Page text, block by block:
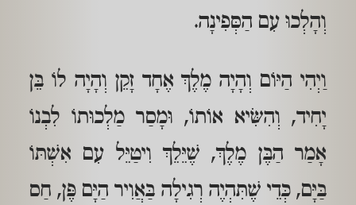
וְהָלְכוּ עִם הַסְּפִינָה.
וַיְהִי הַיּוֹם וְהָיָה מֶלֶךְ אֶחָד זָקֵן וְהָיָה לוֹ בֵּן
יָחִיד, וְהִשִּׂיא אוֹתוֹ, וּמָסַר מַלְכוּתוֹ לִבְנוֹ
אָמַר הַבֶּן מֶלֶךְ, שֶׁיֵּלֵךְ וִיטַיֵּל עִם אִשְׁתּוֹ
בַּיָּם, כְּדֵי שֶׁתִּהְיֶה רְגִילָה בַּאֲוִיר הַיָּם פֶּן, חַס